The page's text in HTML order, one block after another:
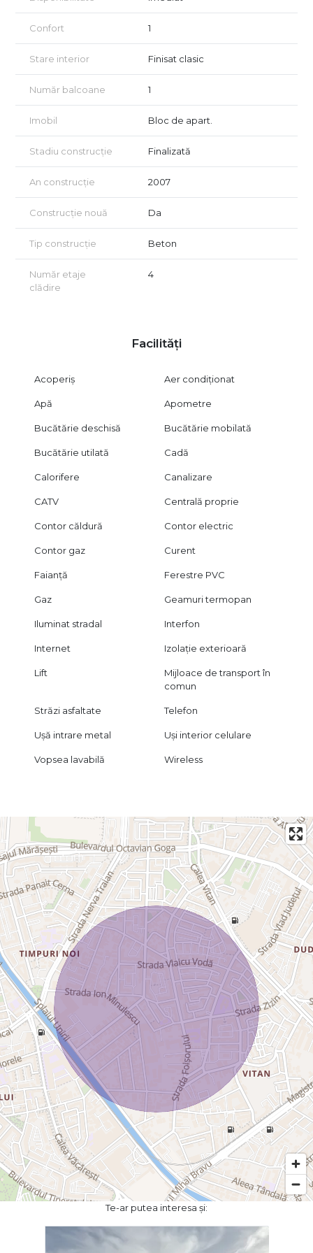
Accesul rapid la metrou, proximitatea față de universități și
Este genul de apartament care nu impresionează prin finisaje,
ci prin potențial, poziție și flexibilitate.
vizionare, conform articolelor 2096–2102 din Codul Civil.
Certificatul energetic va fi disponibil la momentul vânzării și
credit ipotecar.
CITY IMOB INVEST – alegem proprietăți cu logică, nu doar cu
poveste.
Confort 1
Stare interior Finisat clasic
Număr balcoane 1
Imobil Bloc de apart.
Stadiu construcție Finalizată
An construcție 2007
Construcție nouă Da
Tip construcție Beton
Număr etaje
clădire
4
Facilități
Acoperiș Aer condiționat
Apă Apometre
Bucătărie deschisă Bucătărie mobilată
Bucătărie utilată Cadă
Calorifere Canalizare
CATV Centrală proprie
Contor căldură Contor electric
Contor gaz Curent
Faianță Ferestre PVC
Gaz Geamuri termopan
Iluminat stradal Interfon
Internet Izolație exterioară
Lift
Mijloace de transport în
comun
Străzi asfaltate Telefon
Ușă intrare metal Uși interior celulare
Vopsea lavabilă Wireless
Te-ar putea interesa și: